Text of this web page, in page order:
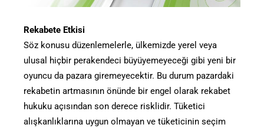
Rekabete Etkisi
Söz konusu düzenlemelerle, ülkemizde yerel veya
ulusal hiçbir perakendeci büyüyemeyeceği gibi yeni bir
oyuncu da pazara giremeyecektir. Bu durum pazardaki
rekabetin artmasının önünde bir engel olarak rekabet
hukuku açısından son derece risklidir. Tüketici
alışkanlıklarına uygun olmayan ve tüketicinin seçim